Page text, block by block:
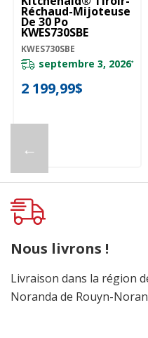
←
Réchaud-Mijoteuse
De 30 Po
KWES730SBE
KWES730SBE
septembre 3, 2026*
2 199,99$
Nous livrons !
Livraison dans la région
Noranda de Rouyn-